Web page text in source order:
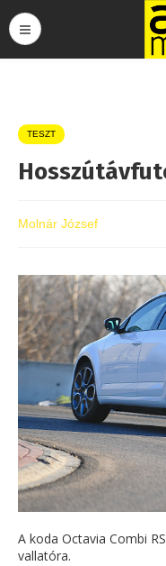
TESZT
Molnár József
A koda Octavia Combi
vallatóra.